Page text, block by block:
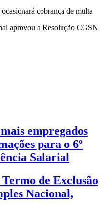
cobrança de multa
aprovou a Resolução CGSN
empregados
para o 6º
Salarial
de Exclusão
Nacional,